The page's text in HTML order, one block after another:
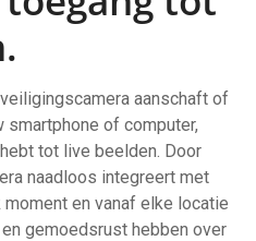
aanschaft of
of computer,
tot live beelden. Door
naadloos integreert met
en vanaf elke locatie
gemoedsrust hebben over